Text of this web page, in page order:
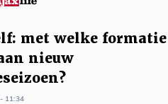
met welke formatie
nieuw
11:34